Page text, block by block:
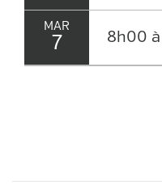
MAR
7 8h00